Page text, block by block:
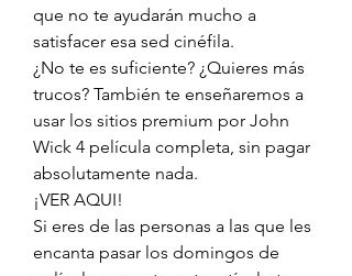
que no te ayudarán mucho a
satisfacer esa sed cinéfila.
¿No te es suficiente? ¿Quieres más
trucos? También te enseñaremos a
usar los sitios premium por John
Wick 4 película completa, sin pagar
absolutamente nada.
¡VER AQUI!
Si eres de las personas a las que les
encanta pasar los domingos de